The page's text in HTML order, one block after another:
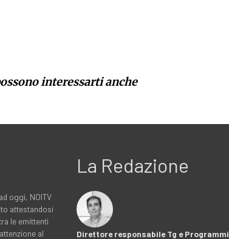
interessarti anche
oggi, NOITV
attestandosi
le emittenti
al
La Redazione
Direttore responsabile Tg e Programmi